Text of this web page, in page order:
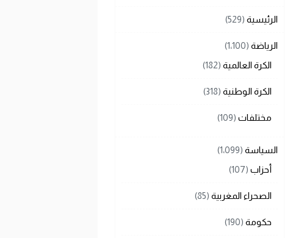
الرئيسية (529)
الرياضة (1٬100)
الكرة العالمية (182)
الكرة الوطنية (318)
مختلفات (109)
السياسة (1٬099)
أحزاب (107)
الصحراء المغربية (85)
حكومة (190)